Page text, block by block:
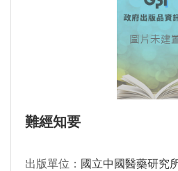
難經知要
出版單位： 國立中國醫藥研究